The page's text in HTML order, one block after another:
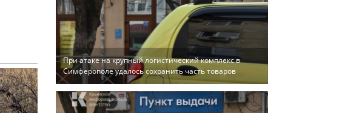
При атаке на крупный логистический комплекс в
Симферополе удалось сохранить часть товаров